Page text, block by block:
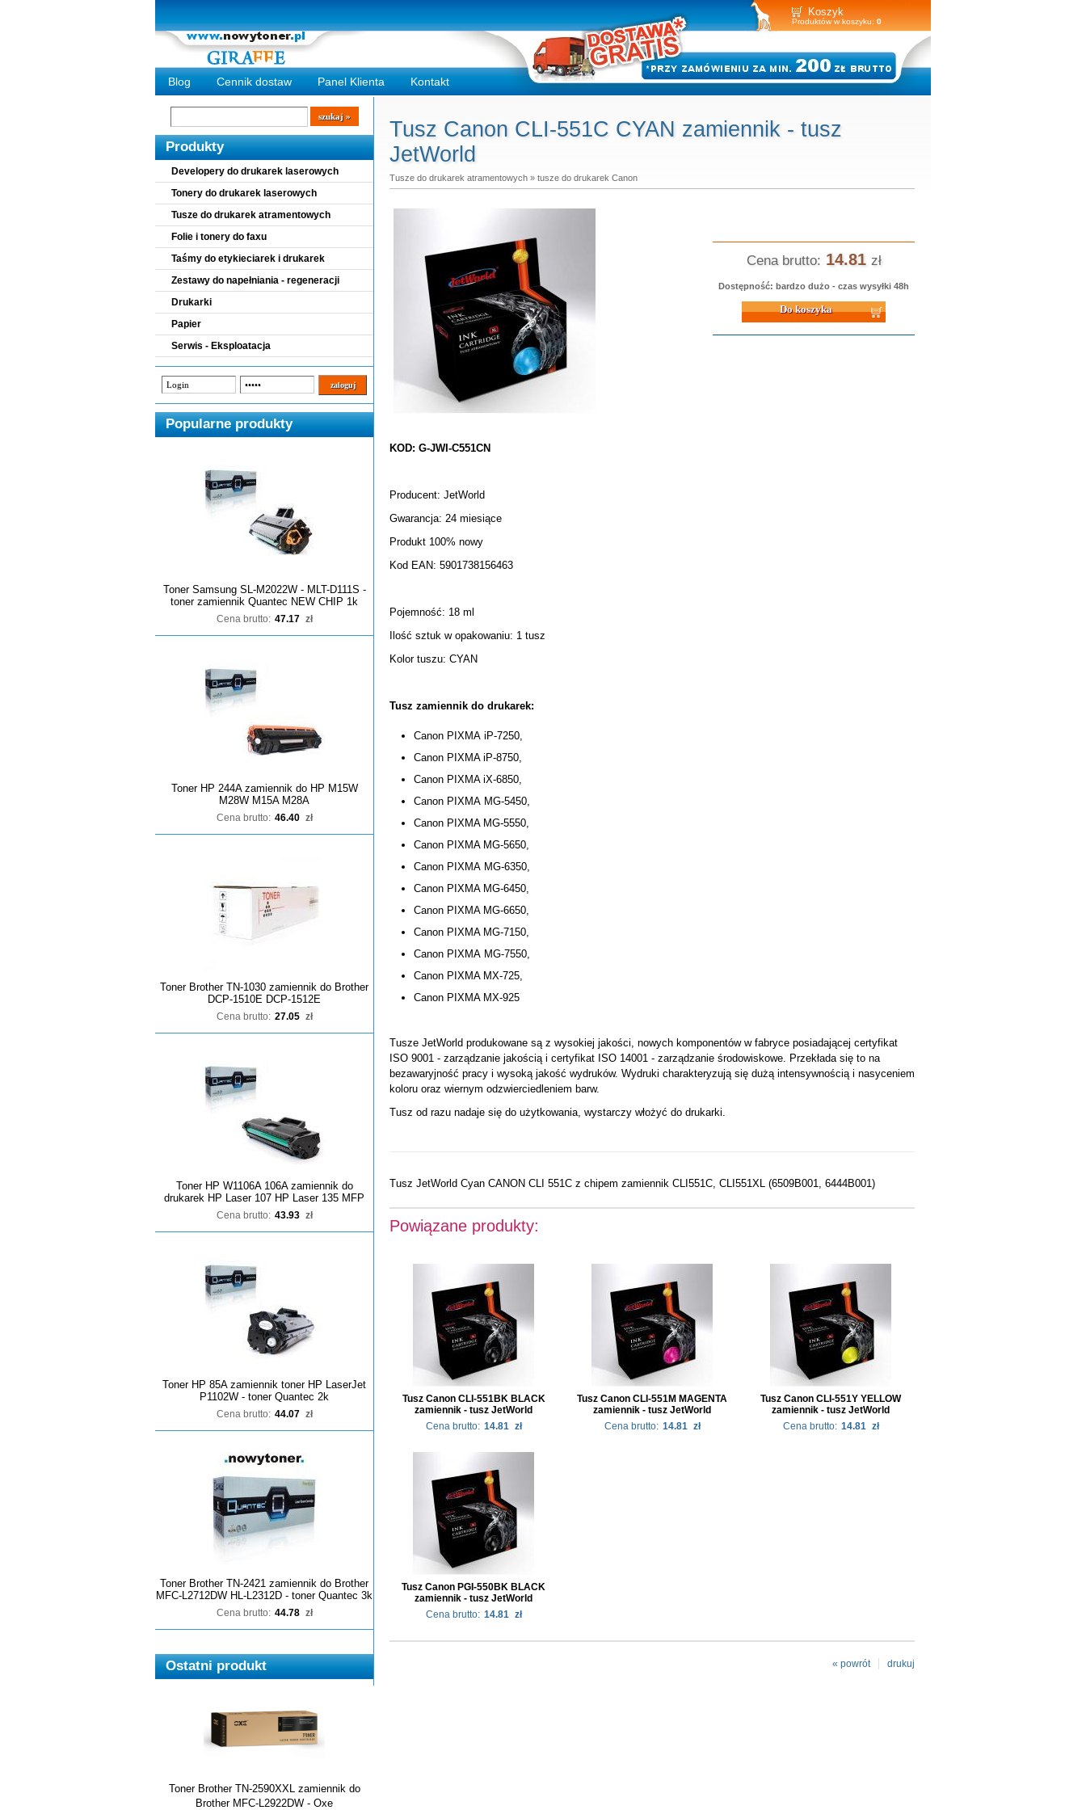
Koszyk
Produktów w koszyku: 0
Blog Cennik dostaw Panel Klienta Kontakt
Wyszukiwarka
szukaj
Produkty
Developery do drukarek laserowych
Tonery do drukarek laserowych
Tusze do drukarek atramentowych
Folie i tonery do faxu
Taśmy do etykieciarek i drukarek
Zestawy do napełniania - regeneracji
Drukarki
Papier
Serwis - Eksploatacja
Popularne produkty
Toner Samsung SL-M2022W - MLT-D111S -
toner zamiennik Quantec NEW CHIP 1k
Cena brutto: 47.17 zł
Toner HP 244A zamiennik do HP M15W
M28W M15A M28A
Cena brutto: 46.40 zł
Toner Brother TN-1030 zamiennik do Brother
DCP-1510E DCP-1512E
Cena brutto: 27.05 zł
Toner HP W1106A 106A zamiennik do
drukarek HP Laser 107 HP Laser 135 MFP
Cena brutto: 43.93 zł
Toner HP 85A zamiennik toner HP LaserJet
P1102W - toner Quantec 2k
Cena brutto: 44.07 zł
Toner Brother TN-2421 zamiennik do Brother
MFC-L2712DW HL-L2312D - toner Quantec 3k
Cena brutto: 44.78 zł
Ostatni produkt
Toner Brother TN-2590XXL zamiennik do
Brother MFC-L2922DW - Oxe
Tusz Canon CLI-551C CYAN zamiennik - tusz
JetWorld
Tusze do drukarek atramentowych » tusze do drukarek Canon
Cena brutto: 14.81 zł
Dostępność: bardzo dużo - czas wysyłki 48h
Do koszyka
KOD: G-JWI-C551CN
Producent: JetWorld
Gwarancja: 24 miesiące
Produkt 100% nowy
Kod EAN: 5901738156463
Pojemność: 18 ml
Ilość sztuk w opakowaniu: 1 tusz
Kolor tuszu: CYAN
Tusz zamiennik do drukarek:
Canon PIXMA iP-7250,
Canon PIXMA iP-8750,
Canon PIXMA iX-6850,
Canon PIXMA MG-5450,
Canon PIXMA MG-5550,
Canon PIXMA MG-5650,
Canon PIXMA MG-6350,
Canon PIXMA MG-6450,
Canon PIXMA MG-6650,
Canon PIXMA MG-7150,
Canon PIXMA MG-7550,
Canon PIXMA MX-725,
Canon PIXMA MX-925
Tusze JetWorld produkowane są z wysokiej jakości, nowych komponentów w fabryce posiadającej certyfikat
ISO 9001 - zarządzanie jakością i certyfikat ISO 14001 - zarządzanie środowiskowe. Przekłada się to na
bezawaryjność pracy i wysoką jakość wydruków. Wydruki charakteryzują się dużą intensywnością i nasyceniem
koloru oraz wiernym odzwierciedleniem barw.
Tusz od razu nadaje się do użytkowania, wystarczy włożyć do drukarki.
Tusz JetWorld Cyan CANON CLI 551C z chipem zamiennik CLI551C, CLI551XL (6509B001, 6444B001)
Powiązane produkty:
Tusz Canon CLI-551BK BLACK
zamiennik - tusz JetWorld
Cena brutto: 14.81 zł
Tusz Canon CLI-551M MAGENTA
zamiennik - tusz JetWorld
Cena brutto: 14.81 zł
Tusz Canon CLI-551Y YELLOW
zamiennik - tusz JetWorld
Cena brutto: 14.81 zł
Tusz Canon PGI-550BK BLACK
zamiennik - tusz JetWorld
Cena brutto: 14.81 zł
drukuj
« powrót